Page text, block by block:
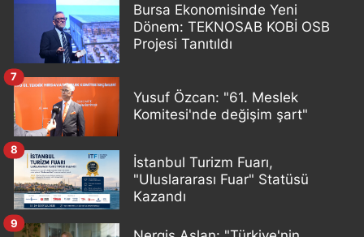
Bursa Ekonomisinde Yeni
Dönem: TEKNOSAB KOBİ OSB
Projesi Tanıtıldı
Yusuf Özcan: "61. Meslek
Komitesi'nde değişim şart"
7
İstanbul Turizm Fuarı,
"Uluslararası Fuar" Statüsü
Kazandı
8
9